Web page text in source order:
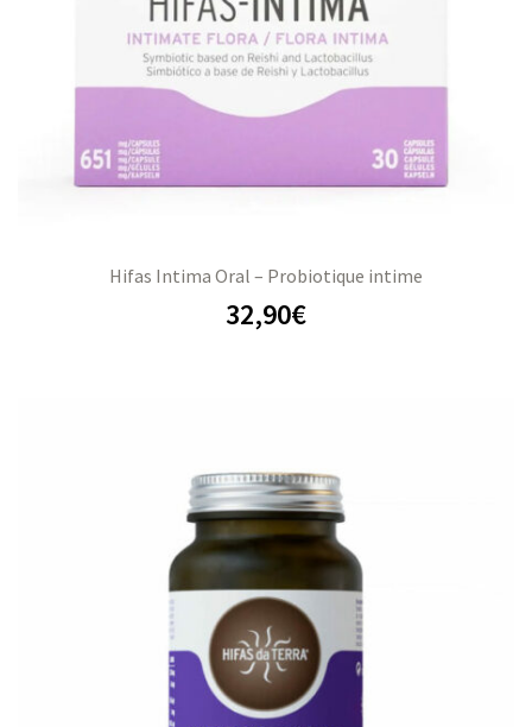
Hifas Intima Oral – Probiotique intime
32,90€